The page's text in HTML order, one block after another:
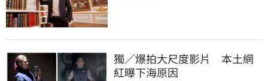
獨／爆拍大尺度影片　本土網
紅曝下海原因